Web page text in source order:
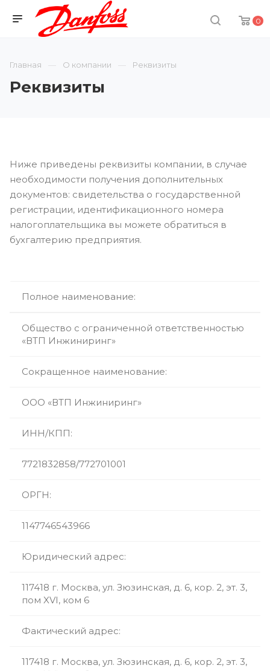
0
Главная О компании Реквизиты
Реквизиты
Ниже приведены реквизиты компании, в случае
необходимости получения дополнительных
документов: свидетельства о государственной
регистрации, идентификационного номера
налогоплательщика вы можете обратиться в
бухгалтерию предприятия.
Полное наименование:
Общество с ограниченной ответственностью
«ВТП Инжиниринг»
Сокращенное наименование:
ООО «ВТП Инжиниринг»
ИНН/КПП:
7721832858/772701001
ОРГН:
1147746543966
Юридический адрес:
117418 г. Москва, ул. Зюзинская, д. 6, кор. 2, эт. 3,
пом XVI, ком 6
Фактический адрес:
117418 г. Москва, ул. Зюзинская, д. 6, кор. 2, эт. 3,